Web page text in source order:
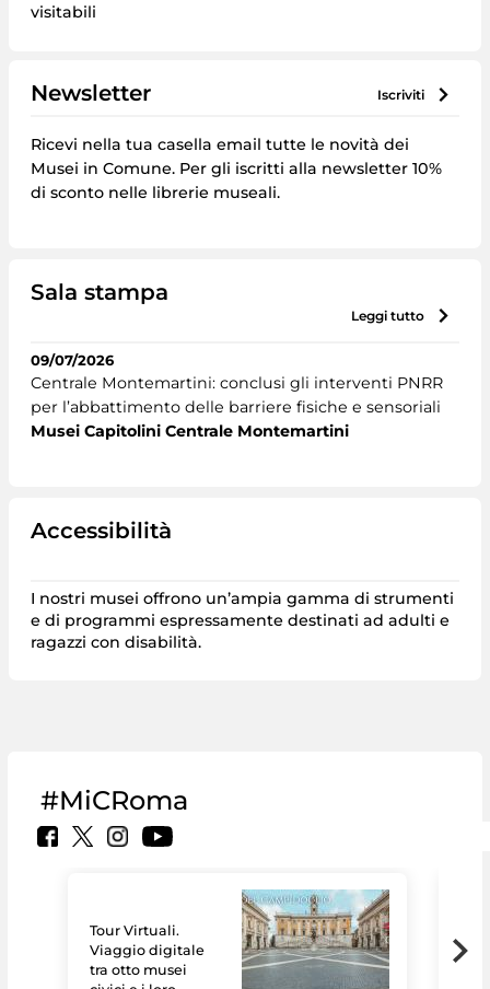
visitabili
Newsletter iscriviti
Ricevi nella tua casella email tutte le novità dei
Musei in Comune. Per gli iscritti alla newsletter 10%
di sconto nelle librerie museali.
Sala stampa
leggi tutto
09/07/2026
Centrale Montemartini: conclusi gli interventi PNRR
per l’abbattimento delle barriere fisiche e sensoriali
Musei Capitolini Centrale Montemartini
Accessibilità
I nostri musei offrono un’ampia gamma di strumenti
e di programmi espressamente destinati ad adulti e
ragazzi con disabilità.
#MiCRoma
Tour Virtuali.
Viaggio digitale
tra otto musei